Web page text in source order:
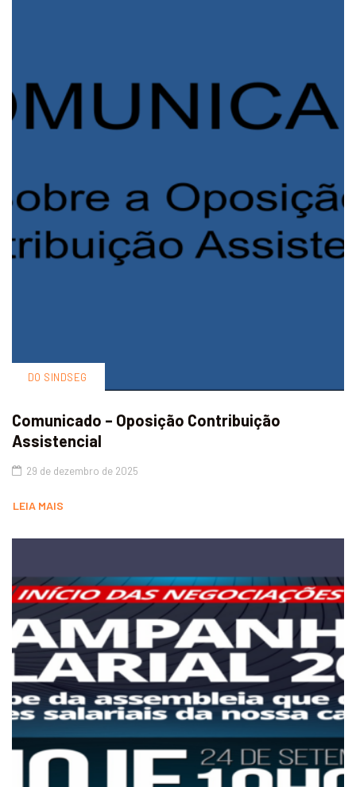
DO SINDSEG
Comunicado – Oposição Contribuição
Assistencial
29 de dezembro de 2025
LEIA MAIS